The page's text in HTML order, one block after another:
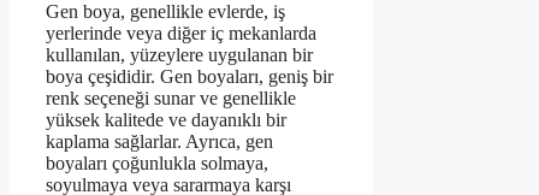
Gen boya, genellikle evlerde, iş
yerlerinde veya diğer iç mekanlarda
kullanılan, yüzeylere uygulanan bir
boya çeşididir. Gen boyaları, geniş bir
renk seçeneği sunar ve genellikle
yüksek kalitede ve dayanıklı bir
kaplama sağlarlar. Ayrıca, gen
boyaları çoğunlukla solmaya,
soyulmaya veya sararmaya karşı